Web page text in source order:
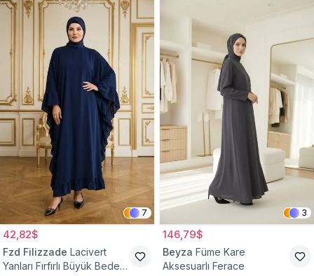
7
42,82$
Fzd Filizzade Lacivert
Yanları Fırfırlı Büyük Beden
3
146,79$
Beyza Füme Kare
Aksesuarlı Ferace